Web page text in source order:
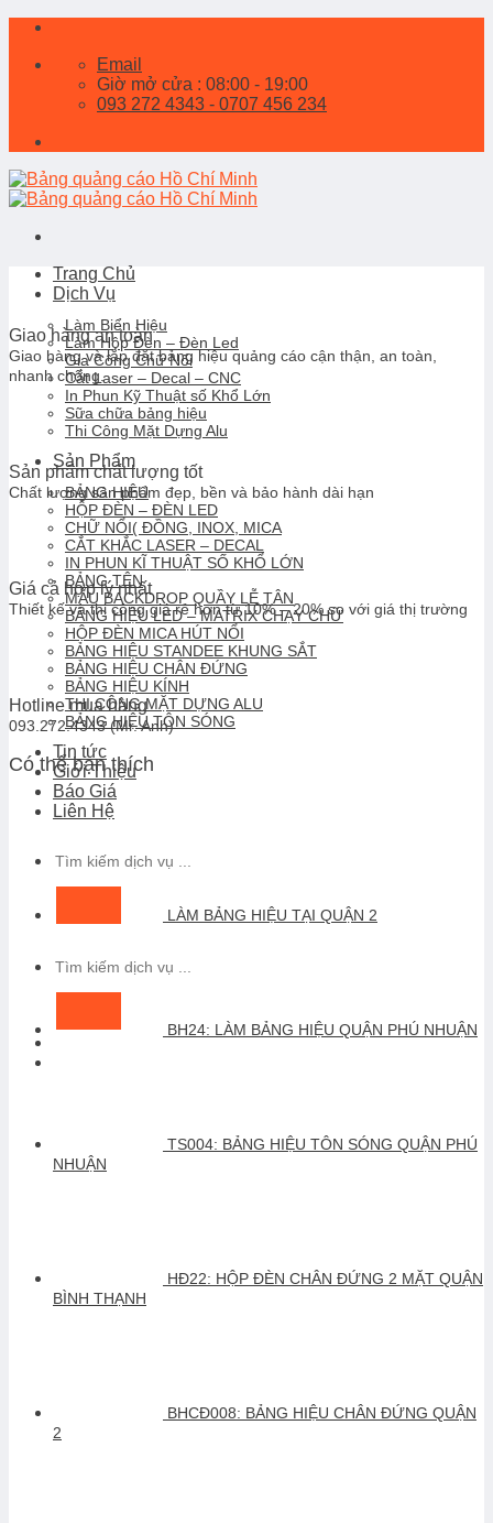
Skip
content
Email
Giờ mở cửa : 08:00 - 19:00
093 272 4343 - 0707 456 234
Trang Chủ
Dịch Vụ
Làm Biển Hiệu
Làm Hộp Đèn – Đèn Led
Gia Công Chữ Nổi
Cắt Laser – Decal – CNC
In Phun Kỹ Thuật số Khổ Lớn
Sữa chữa bảng hiệu
Thi Công Mặt Dựng Alu
Sản Phẩm
BẢNG HIỆU
HỘP ĐÈN – ĐÈN LED
CHỮ NỔI( ĐỒNG, INOX, MICA
CẮT KHẮC LASER – DECAL
IN PHUN KĨ THUẬT SỐ KHỔ LỚN
BẢNG TÊN
MẪU BACKDROP QUẦY LỄ TÂN
BẢNG HIỆU LED – MATRIX CHẠY CHỮ
HỘP ĐÈN MICA HÚT NỔI
BẢNG HIỆU STANDEE KHUNG SẮT
BẢNG HIỆU CHÂN ĐỨNG
BẢNG HIỆU KÍNH
THI CÔNG MẶT DỰNG ALU
BẢNG HIỆU TÔN SÓNG
Tin tức
Giới Thiệu
Báo Giá
Liên Hệ
kiếm:
kiếm:
Giao hàng an toàn
Giao hàng và lắp đặt bảng hiệu quảng cáo cận thận, an toàn,
nhanh chống.
Sản phẩm chất lượng tốt
Chất lượng sản phẩm đẹp, bền và bảo hành dài hạn
Giá cả hợp lý nhất
Thiết kế và thi công giá rẻ hơn từ 10% – 20% so với giá thị trường
Hotline mua hàng
093.272.4343 (Mr. Anh)
Có thể bạn thích
LÀM BẢNG HIỆU TẠI QUẬN 2
BH24: LÀM BẢNG HIỆU QUẬN PHÚ NHUẬN
TS004: BẢNG HIỆU TÔN SÓNG QUẬN PHÚ
NHUẬN
HĐ22: HỘP ĐÈN CHÂN ĐỨNG 2 MẶT QUẬN
BÌNH THẠNH
BHCĐ008: BẢNG HIỆU CHÂN ĐỨNG QUẬN
2